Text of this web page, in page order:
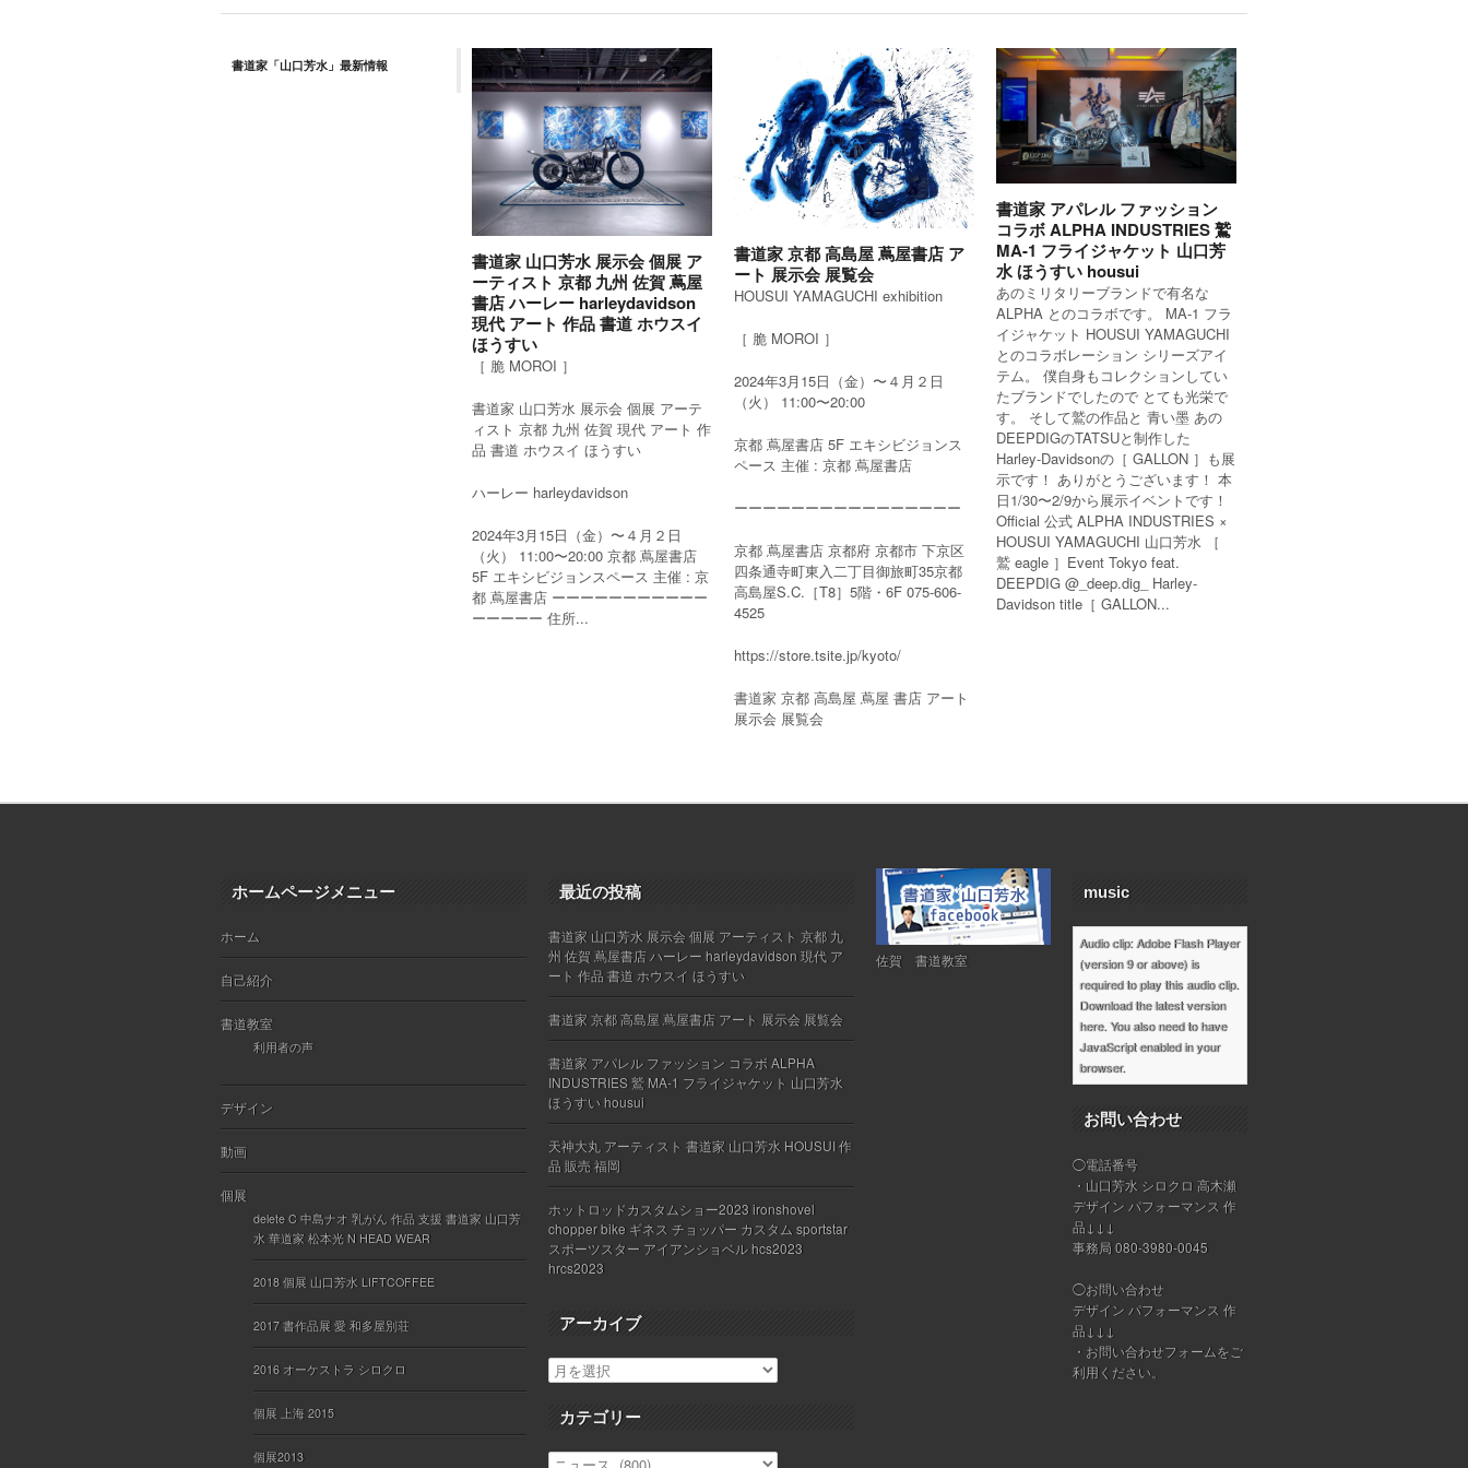
書道家「山口芳水」最新情報
書道家 山口芳水 展示会 個展 ア
ーティスト 京都 九州 佐賀 蔦屋
書店 ハーレー harleydavidson
現代 アート 作品 書道 ホウスイ
ほうすい
［ 脆 MOROI ］
書道家 山口芳水 展示会 個展 アーテ
ィスト 京都 九州 佐賀 現代 アート 作
品 書道 ホウスイ ほうすい
ハーレー harleydavidson
2024年3月15日（金）〜４月２日
（火） 11:00〜20:00 京都 蔦屋書店
5F エキシビジョンスペース 主催 : 京
都 蔦屋書店 ーーーーーーーーーーー
ーーーーー 住所...
書道家 京都 高島屋 蔦屋書店 ア
ート 展示会 展覧会
HOUSUI YAMAGUCHI exhibition
［ 脆 MOROI ］
2024年3月15日（金）〜４月２日
（火） 11:00〜20:00
京都 蔦屋書店 5F エキシビジョンス
ペース 主催 : 京都 蔦屋書店
ーーーーーーーーーーーーーーーー
京都 蔦屋書店 京都府 京都市 下京区
四条通寺町東入二丁目御旅町35京都
高島屋S.C.［T8］5階・6F 075-606-
4525
https://store.tsite.jp/kyoto/
書道家 京都 高島屋 蔦屋 書店 アート
展示会 展覧会
書道家 アパレル ファッション
コラボ ALPHA INDUSTRIES 鷲
MA-1 フライジャケット 山口芳
水 ほうすい housui
あのミリタリーブランドで有名な
ALPHA とのコラボです。 MA-1 フラ
イジャケット HOUSUI YAMAGUCHI
とのコラボレーション シリーズアイ
テム。 僕自身もコレクションしてい
たブランドでしたので とても光栄で
す。 そして鷲の作品と 青い墨 あの
DEEPDIGのTATSUと制作した
Harley-Davidsonの［ GALLON ］も展
示です！ ありがとうございます！ 本
日1/30〜2/9から展示イベントです！
Official 公式 ALPHA INDUSTRIES ×
HOUSUI YAMAGUCHI 山口芳水 ［
鷲 eagle ］Event Tokyo feat.
DEEPDIG @_deep.dig_ Harley-
Davidson title［ GALLON...
ホームページメニュー
ホーム
自己紹介
書道教室
利用者の声
デザイン
動画
個展
delete C 中島ナオ 乳がん 作品 支援 書道家 山口芳
水 華道家 松本光 N HEAD WEAR
2018 個展 山口芳水 LIFTCOFFEE
2017 書作品展 愛 和多屋別荘
2016 オーケストラ シロクロ
個展 上海 2015
個展2013
最近の投稿
書道家 山口芳水 展示会 個展 アーティスト 京都 九
州 佐賀 蔦屋書店 ハーレー harleydavidson 現代 ア
ート 作品 書道 ホウスイ ほうすい
書道家 京都 高島屋 蔦屋書店 アート 展示会 展覧会
書道家 アパレル ファッション コラボ ALPHA
INDUSTRIES 鷲 MA-1 フライジャケット 山口芳水
ほうすい housui
天神大丸 アーティスト 書道家 山口芳水 HOUSUI 作
品 販売 福岡
ホットロッドカスタムショー2023 ironshovel
chopper bike ギネス チョッパー カスタム sportstar
スポーツスター アイアンショベル hcs2023
hrcs2023
アーカイブ
カテゴリー
佐賀 書道教室
music
Audio clip: Adobe Flash Player
(version 9 or above) is
required to play this audio clip.
Download the latest version
here. You also need to have
JavaScript enabled in your
browser.
お問い合わせ
◯電話番号
・山口芳水 シロクロ 高木瀬
デザイン パフォーマンス 作
品↓↓↓
事務局 080-3980-0045
◯お問い合わせ
デザイン パフォーマンス 作
品↓↓↓
・ お問い合わせフォームをご
利用ください。